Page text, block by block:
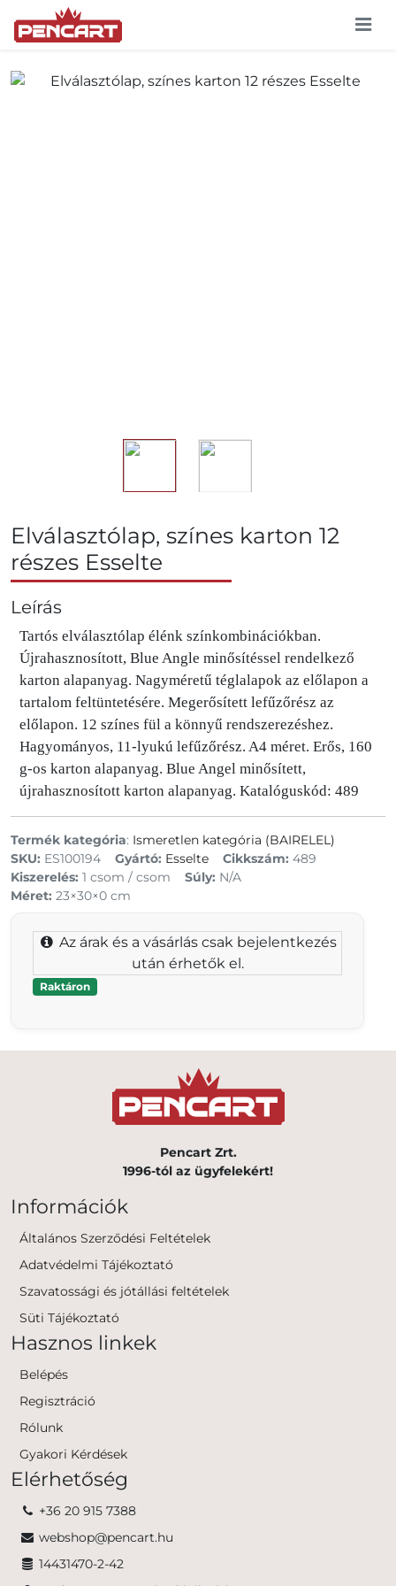
Elválasztólap, színes karton 12
részes Esselte
Leírás
Tartós elválasztólap élénk színkombinációkban.
Újrahasznosított, Blue Angle minősítéssel rendelkező
karton alapanyag. Nagyméretű téglalapok az előlapon a
tartalom feltüntetésére. Megerősített lefűzőrész az
előlapon. 12 színes fül a könnyű rendszerezéshez.
Hagyományos, 11-lyukú lefűzőrész. A4 méret. Erős, 160
g-os karton alapanyag. Blue Angel minősített,
újrahasznosított karton alapanyag. Katalóguskód: 489
Termék kategória: Ismeretlen kategória (BAIRELEL)
SKU: ES100194 Gyártó: Esselte Cikkszám: 489
Kiszerelés: 1 csom / csom Súly: N/A
Méret: 23×30×0 cm
Az árak és a vásárlás csak bejelentkezés
után érhetők el.
Raktáron
Pencart Zrt.
1996-tól az ügyfelekért!
Információk
Általános Szerződési Feltételek
Adatvédelmi Tájékoztató
Szavatossági és jótállási feltételek
Süti Tájékoztató
Hasznos linkek
Belépés
Regisztráció
Rólunk
Gyakori Kérdések
Elérhetőség
+36 20 915 7388
webshop@pencart.hu
14431470-2-42